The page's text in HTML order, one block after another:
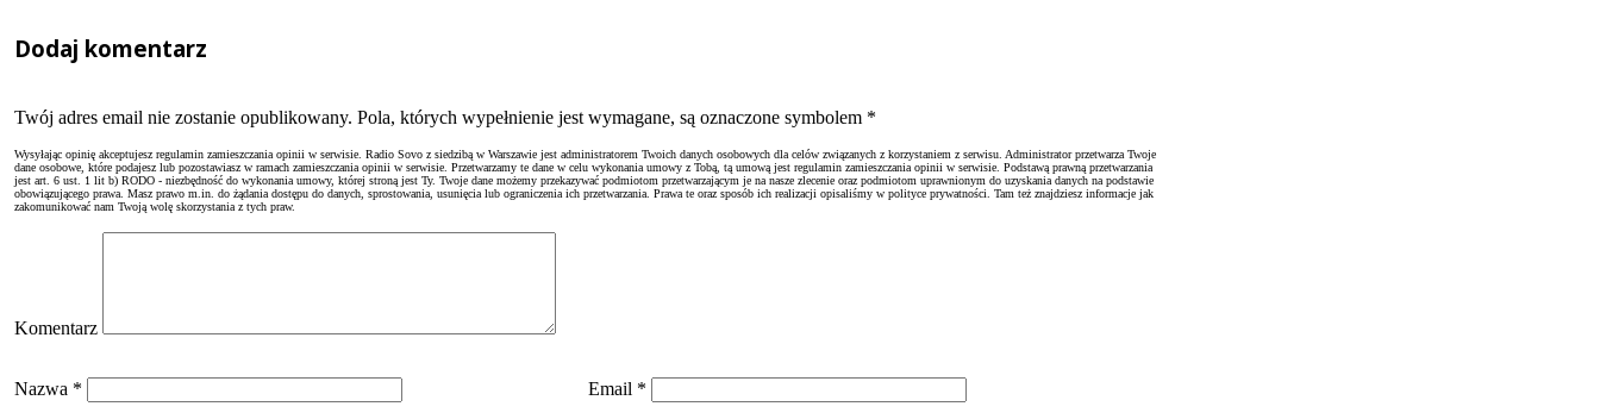
Dodaj komentarz
Twój adres email nie zostanie opublikowany. Pola, których wypełnienie jest wymagane, są oznaczone symbolem *
Wysyłając opinię akceptujesz regulamin zamieszczania opinii w serwisie. Radio Sovo z siedzibą w Warszawie jest administratorem Twoich danych osobowych dla celów związanych z korzystaniem z serwisu. Administrator przetwarza Twoje
dane osobowe, które podajesz lub pozostawiasz w ramach zamieszczania opinii w serwisie. Przetwarzamy te dane w celu wykonania umowy z Tobą, tą umową jest regulamin zamieszczania opinii w serwisie. Podstawą prawną przetwarzania
jest art. 6 ust. 1 lit b) RODO - niezbędność do wykonania umowy, której stroną jest Ty. Twoje dane możemy przekazywać podmiotom przetwarzającym je na nasze zlecenie oraz podmiotom uprawnionym do uzyskania danych na podstawie
obowiązującego prawa. Masz prawo m.in. do żądania dostępu do danych, sprostowania, usunięcia lub ograniczenia ich przetwarzania. Prawa te oraz sposób ich realizacji opisaliśmy w polityce prywatności. Tam też znajdziesz informacje jak
zakomunikować nam Twoją wolę skorzystania z tych praw.
Komentarz
Nazwa * Email *